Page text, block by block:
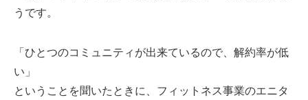
うです。
「ひとつのコミュニティが出来ているので、解約率が低
い」
ということを聞いたときに、フィットネス事業のエニタ